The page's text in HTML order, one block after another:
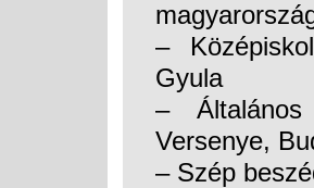
–
Gyula
– Általános
Versenye,
– Szép